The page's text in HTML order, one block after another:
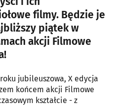
filmy. Będzie je
piątek w
akcji Filmowe
jubileuszowa, X edycja
końcem akcji Filmowe
kształcie - z